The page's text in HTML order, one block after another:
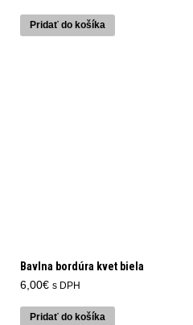
Pridať do košíka
Bavlna bordúra kvet biela
6,00€ s DPH
Pridať do košíka